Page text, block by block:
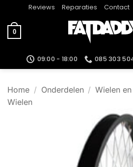
inhoud
Reviews Reparaties Contact
0
09:00 - 18:00 085 303
Home / Onderdelen / Wielen
Wielen